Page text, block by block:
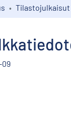
Tilastojulkaisut
09